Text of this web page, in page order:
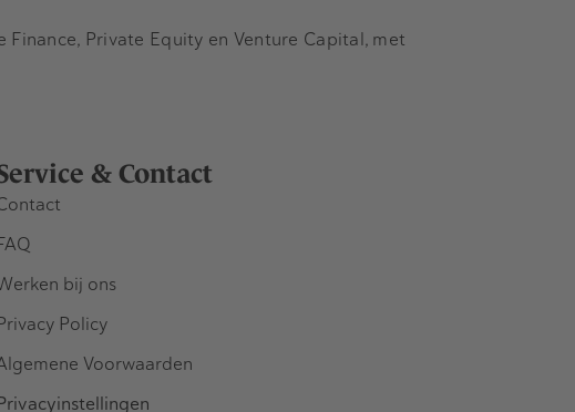
& Contact
bij ons
Policy
Voorwaarden
Private Equity en Venture Capital, met